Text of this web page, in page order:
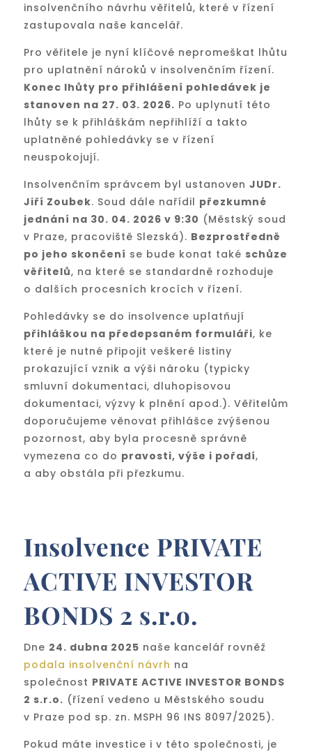
insolvenčního návrhu věřitelů, které v řízení
zastupovala naše kancelář.
Pro věřitele je nyní klíčové nepromeškat lhůtu
pro uplatnění nároků v insolvenčním řízení.
Konec lhůty pro přihlášení pohledávek je
stanoven na 27. 03. 2026. Po uplynutí této
lhůty se k přihláškám nepřihlíží a takto
uplatněné pohledávky se v řízení
neuspokojují.
Insolvenčním správcem byl ustanoven JUDr.
Jiří Zoubek. Soud dále nařídil přezkumné
jednání na 30. 04. 2026 v 9:30 (Městský soud
v Praze, pracoviště Slezská). Bezprostředně
po jeho skončení se bude konat také schůze
věřitelů, na které se standardně rozhoduje
o dalších procesních krocích v řízení.
Pohledávky se do insolvence uplatňují
přihláškou na předepsaném formuláři, ke
které je nutné připojit veškeré listiny
prokazující vznik a výši nároku (typicky
smluvní dokumentaci, dluhopisovou
dokumentaci, výzvy k plnění apod.). Věřitelům
doporučujeme věnovat přihlášce zvýšenou
pozornost, aby byla procesně správně
vymezena co do pravosti, výše i pořadí,
a aby obstála při přezkumu.
Insolvence PRIVATE
ACTIVE INVESTOR
BONDS 2 s.r.o.
Dne 24. dubna 2025 naše kancelář rovněž
podala insolvenční návrh na
společnost PRIVATE ACTIVE INVESTOR BONDS
2 s.r.o. (řízení vedeno u Městského soudu
v Praze pod sp. zn. MSPH 96 INS 8097/2025).
Pokud máte investice i v této společnosti, je